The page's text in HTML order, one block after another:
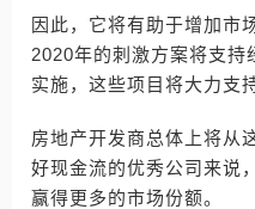
因此，它将有助于增加市
2020年的刺激方案将支持
实施，这些项目将大力支
房地产开发商总体上将从
好现金流的优秀公司来说
赢得更多的市场份额。